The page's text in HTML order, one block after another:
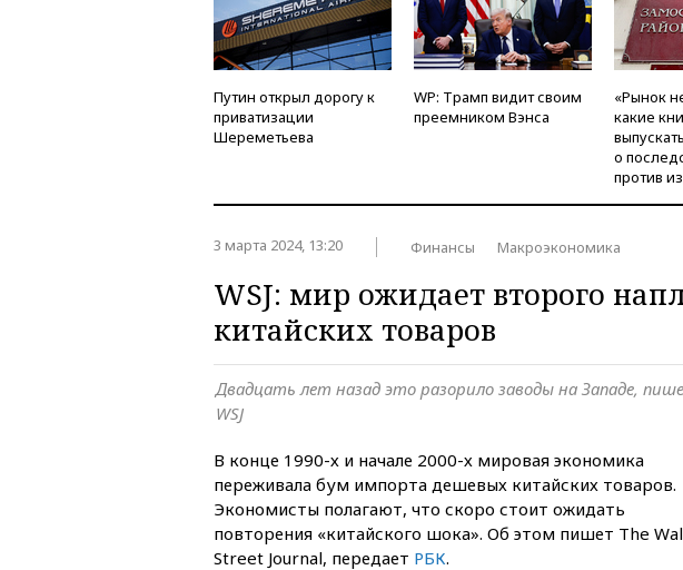
Путин открыл дорогу к
приватизации
Шереметьева
WP: Трамп видит своим
преемником Вэнса
«Рынок
какие
о
против
3 марта 2024, 13:20 Финансы Макроэкономика
WSJ: мир ожидает второго
китайских товаров
Двадцать лет назад это разорило заводы на Западе,
WSJ
В конце 1990-х и начале 2000-х мировая экономика
переживала бум импорта дешевых китайских товаров.
Экономисты полагают, что скоро стоит ожидать
повторения «китайского шока». Об этом пишет The
Street Journal, передает РБК.